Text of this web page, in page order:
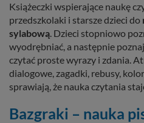
Książeczki wspierające naukę
przedszkolaki i starsze dzieci do
sylabową. Dzieci stopniowo
wyodrębniać, a następnie
czytać proste wyrazy i zdania.
dialogowe, zagadki, rebusy,
sprawiają, że nauka czytania
Bazgraki – nauka